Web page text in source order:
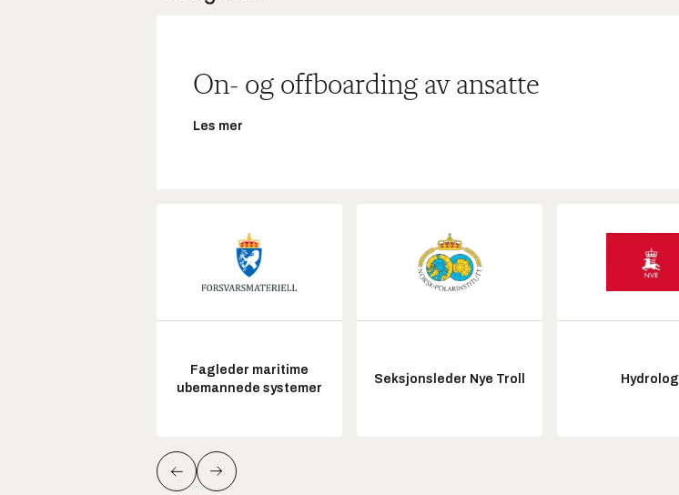
On- og offboarding av ansatte
Les mer
Fagleder maritime
ubemannede systemer
Seksjonsleder Nye Troll Hydrolog